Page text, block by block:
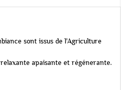
sont issus de l'Agriculture
apaisante et régénerante.